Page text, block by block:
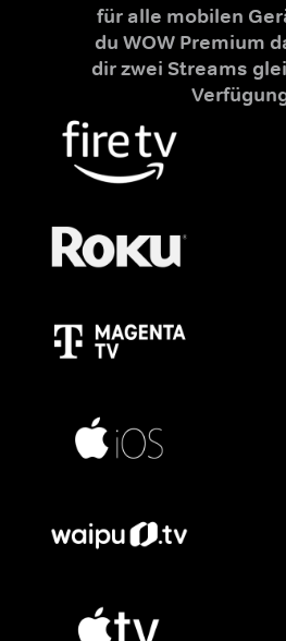
für alle mobilen
du WOW Premium
dir zwei Streams